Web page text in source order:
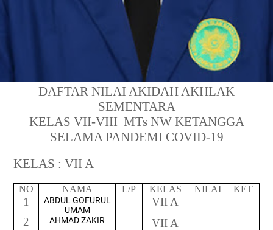
DAFTAR NILAI AKIDAH AKHLAK
SEMENTARA
KELAS VII-VIII MTs NW KETANGGA
SELAMA PANDEMI COVID-19
KELAS : VII A
NO NAMA L/P KELAS NILAI KET
1
ABDUL GOFURUL
UMAM
VII A
2
AHMAD ZAKIR
VII A